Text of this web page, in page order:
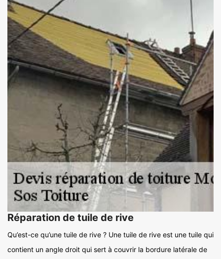
Réparation de tuile de rive
Qu’est-ce qu’une tuile de rive ? Une tuile de rive est une tuile qui
contient un angle droit qui sert à couvrir la bordure latérale de